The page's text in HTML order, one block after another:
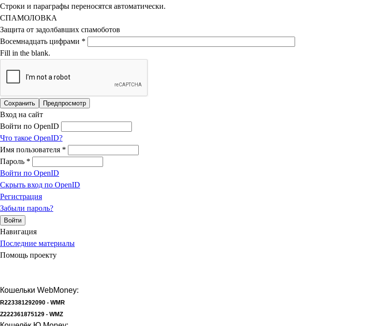
Строки и параграфы переносятся автоматически.
СПАМОЛОВКА
Защита от задолбавших спамоботов
Восемнадцать цифрами *
Fill in the blank.
Вход на сайт
Войти по OpenID
Что такое OpenID?
Имя пользователя *
Пароль *
Войти по OpenID
Скрыть вход по OpenID
Регистрация
Забыли пароль?
Навигация
Последние материалы
Помощь проекту
Кошельки WebMoney:
R223381292090 - WMR
Z222361875129 - WMZ